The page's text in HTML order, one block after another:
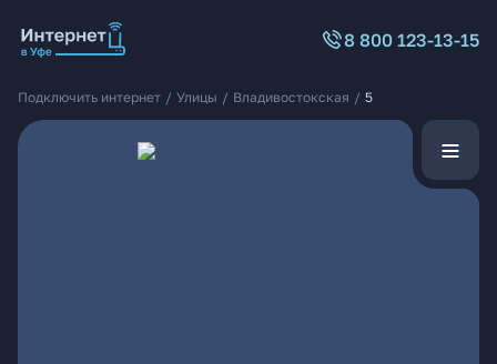
8 800 123-13-15
Подключить интернет / Улицы / Владивостокская / 5